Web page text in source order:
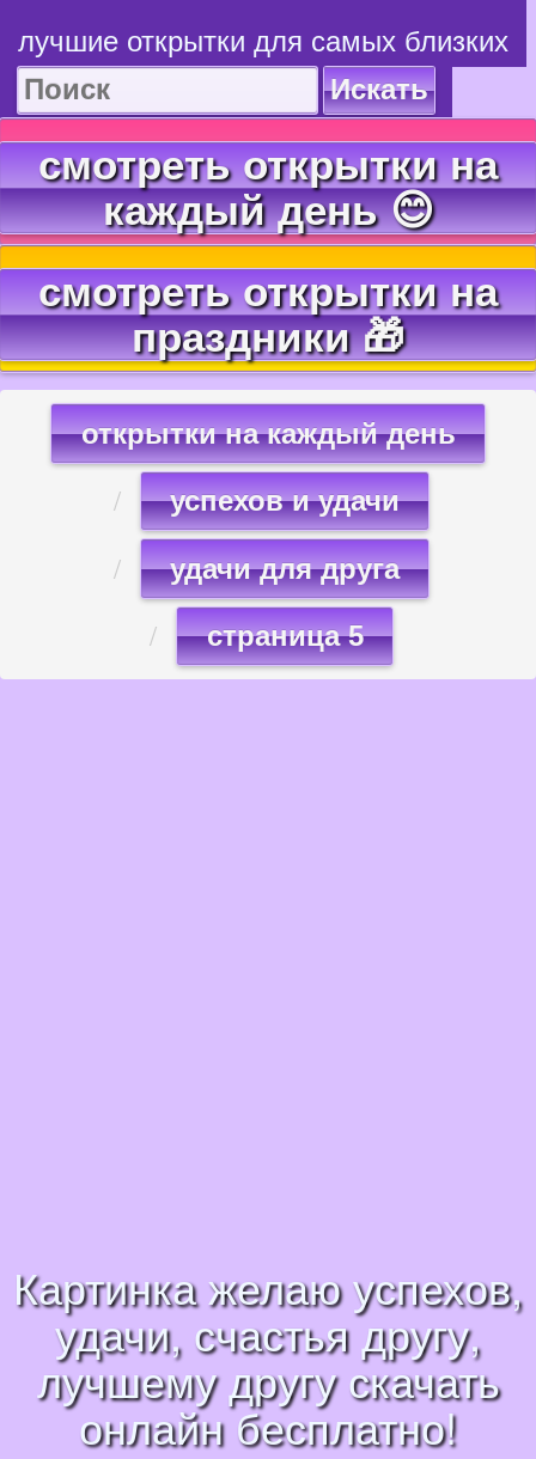
лучшие открытки для самых близких
Искать
смотреть открытки на
каждый день 😊
смотреть открытки на
праздники 🎁
открытки на каждый день
успехов и удачи
удачи для друга
страница 5
Картинка желаю успехов,
удачи, счастья другу,
лучшему другу скачать
онлайн бесплатно!